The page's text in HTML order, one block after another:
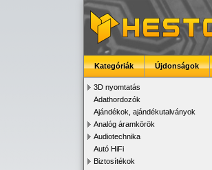
Kategóriák Újdonságok
3D nyomtatás
Adathordozók
Ajándékok, ajándékutalványok
Analóg áramkörök
Audiotechnika
Autó HiFi
Biztosítékok